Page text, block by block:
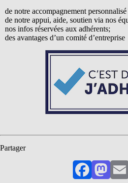
de notre accompagnement
de notre appui, aide, soutien via nos
nos infos réservées aux adhérents;
des avantages d’un comité d’entreprise
Partager
Facebook